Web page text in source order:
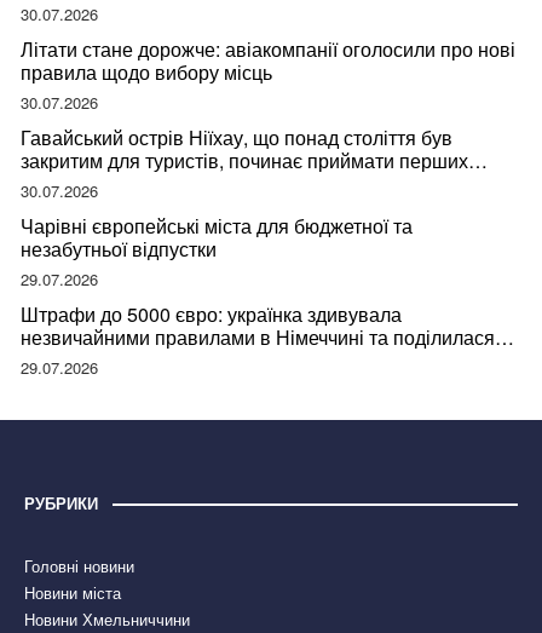
30.07.2026
Літати стане дорожче: авіакомпанії оголосили про нові
правила щодо вибору місць
30.07.2026
Гавайський острів Ніїхау, що понад століття був
закритим для туристів, починає приймати перших
відвідувачів
30.07.2026
Чарівні європейські міста для бюджетної та
незабутньої відпустки
29.07.2026
Штрафи до 5000 євро: українка здивувала
незвичайними правилами в Німеччині та поділилася
правдою
29.07.2026
РУБРИКИ
Головні новини
Новини міста
Новини Хмельниччини